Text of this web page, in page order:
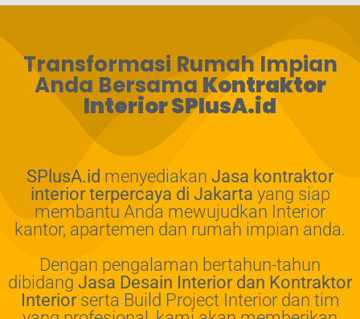
Transformasi Rumah Impian
Anda Bersama Kontraktor
Interior SPlusA.id
SPlusA.id menyediakan Jasa kontraktor
interior terpercaya di Jakarta yang siap
membantu Anda mewujudkan Interior
kantor, apartemen dan rumah impian anda.
Dengan pengalaman bertahun-tahun
dibidang Jasa Desain Interior dan Kontraktor
Interiorserta Build Project Interior dan tim